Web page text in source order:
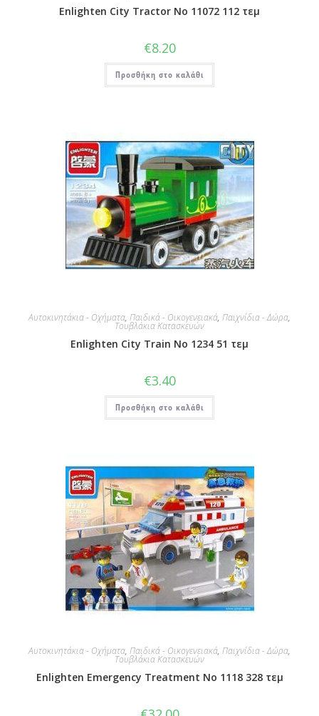
Enlighten City Tractor No 11072 112 τεμ
€8.20
Προσθήκη στο καλάθι
Αυτοκινητάκια - Οχήματα, Παιδικά - Οικογενειακά, Παιχνίδια - Δώρα,
Τουβλάκια Κατασκευών
Enlighten City Train No 1234 51 τεμ
€3.40
Προσθήκη στο καλάθι
Αυτοκινητάκια - Οχήματα, Παιδικά - Οικογενειακά, Παιχνίδια - Δώρα,
Τουβλάκια Κατασκευών
Enlighten Emergency Treatment No 1118 328 τεμ